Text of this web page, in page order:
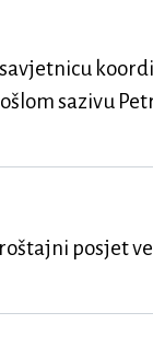
sazivu
posjet